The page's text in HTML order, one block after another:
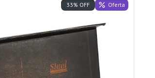
33% OFF Oferta